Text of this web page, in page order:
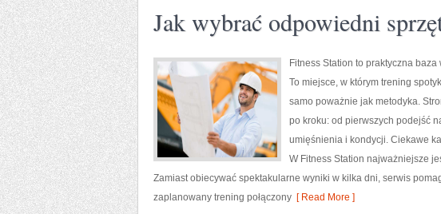
Jak wybrać odpowiedni
Fitness Station to praktyczna
To miejsce, w którym trening
samo poważnie jak metodyka.
po kroku: od pierwszych podejść
umięśnienia i kondycji. Ciekawe
W Fitness Station najważniejsze
Zamiast obiecywać spektakularne wyniki w kilka dni, serwis
zaplanowany trening połączony [ Read More ]